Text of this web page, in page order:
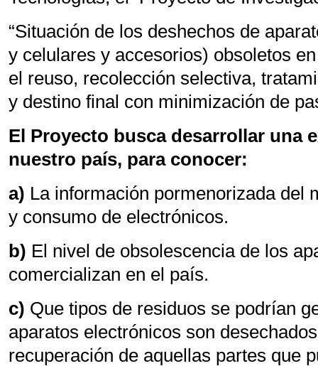
“Situación de los deshechos de
y celulares y accesorios) obsoletos
el reuso, recolección selectiva,
y destino final con minimización de
El Proyecto busca desarrollar una
nuestro país, para conocer:
a) La información pormenorizada del
y consumo de electrónicos.
b) El nivel de obsolescencia de los
comercializan en el país.
c) Que tipos de residuos se podrían
aparatos electrónicos son
recuperación de aquellas partes que